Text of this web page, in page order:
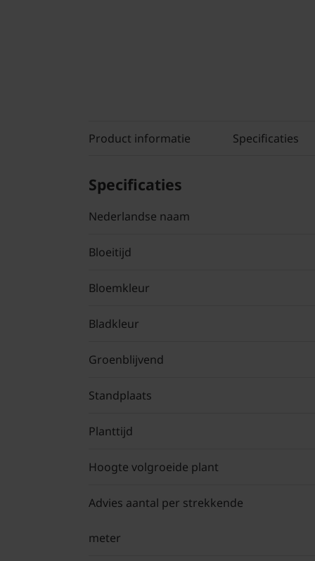
Product informatie Specificaties
Specificaties
Nederlandse naam
Bloeitijd
Bloemkleur
Bladkleur
Groenblijvend
Standplaats
Planttijd
Hoogte volgroeide plant
Advies aantal per strekkende
meter